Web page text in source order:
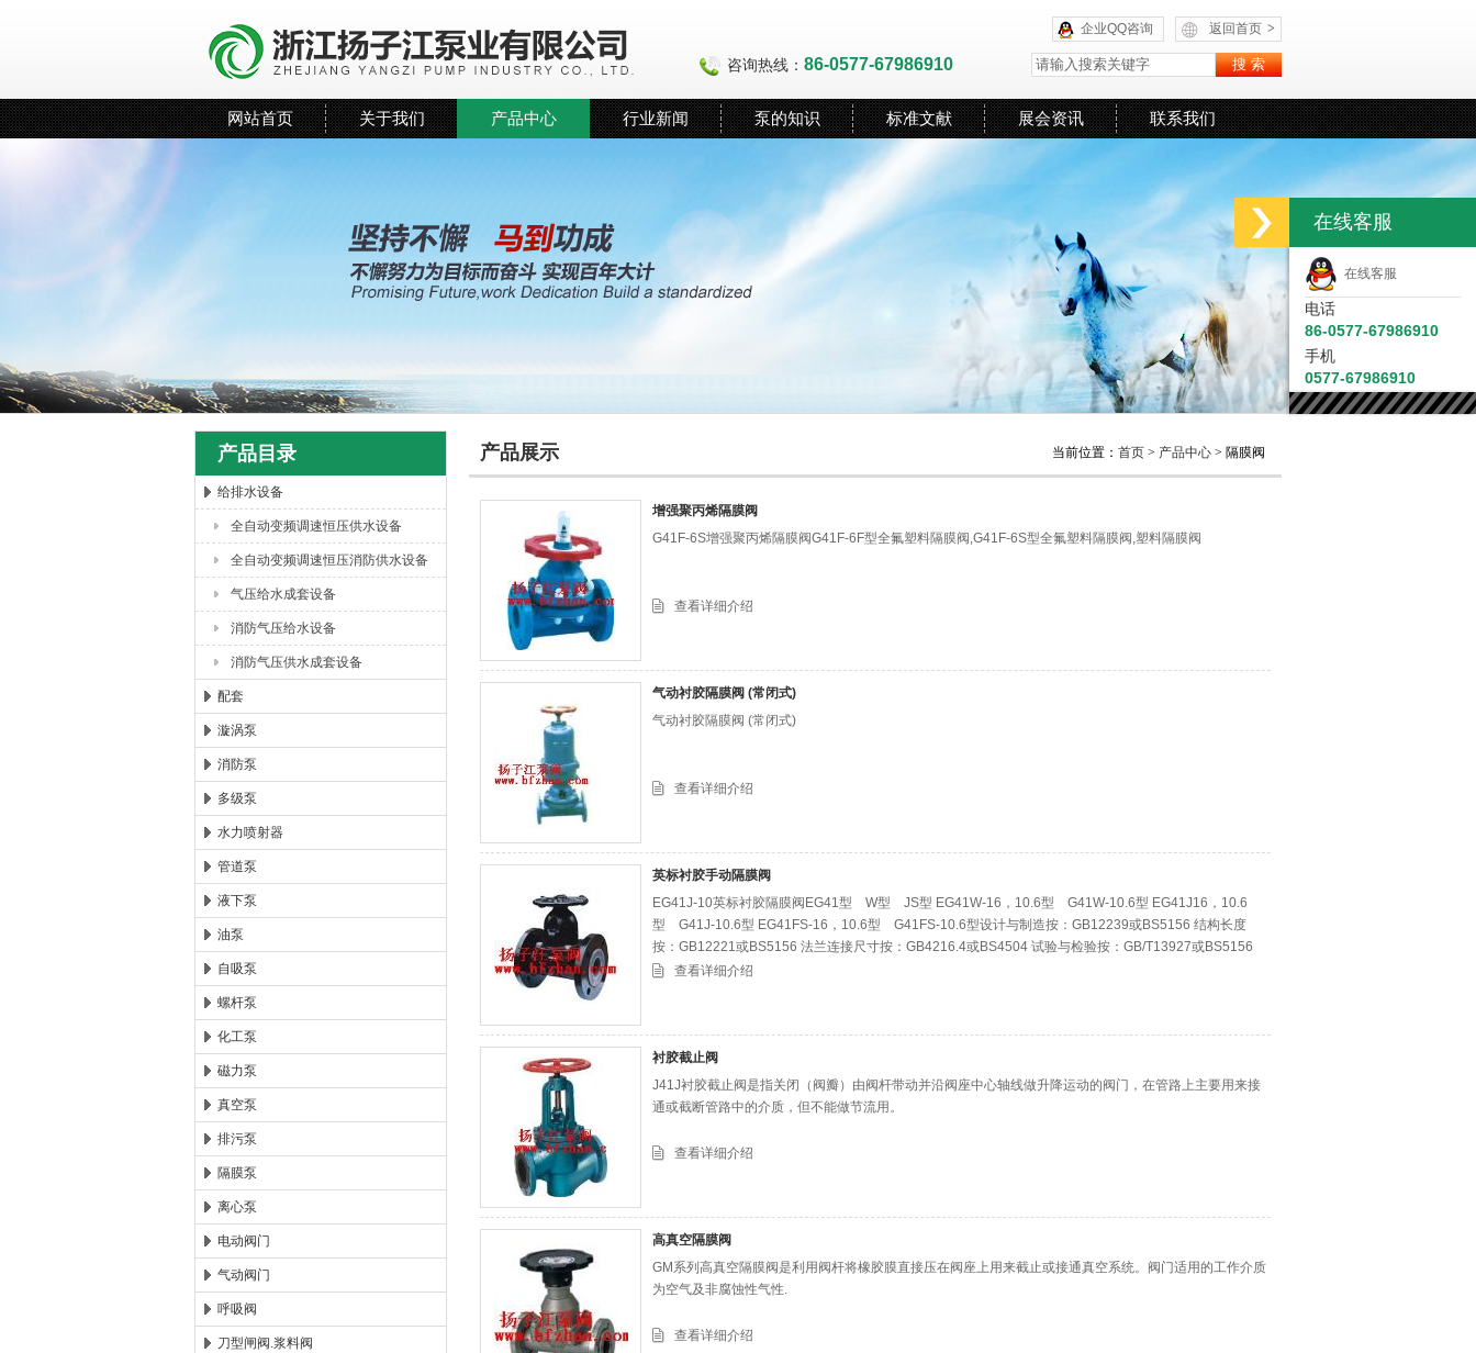
浙江扬子江泵业有限公司
返回首页 >
企业QQ咨询
咨询热线： 86-0577-67986910
网站首页 关于我们 产品中心 行业新闻 泵的知识 标准文献 展会资讯 联系我们
产品目录
给排水设备
全自动变频调速恒压供水设备
全自动变频调速恒压消防供水设备
气压给水成套设备
消防气压给水设备
消防气压供水成套设备
配套
漩涡泵
消防泵
多级泵
水力喷射器
管道泵
液下泵
油泵
自吸泵
螺杆泵
化工泵
磁力泵
真空泵
排污泵
隔膜泵
离心泵
电动阀门
气动阀门
呼吸阀
刀型闸阀.浆料阀
产品展示 当前位置： 首页 > 产品中心 > 隔膜阀
增强聚丙烯隔膜阀
G41F-6S增强聚丙烯隔膜阀G41F-6F型全氟塑料隔膜阀,G41F-6S型全氟塑料隔膜阀,塑料隔膜阀
查看详细介绍
气动衬胶隔膜阀 (常闭式)
气动衬胶隔膜阀 (常闭式)
查看详细介绍
英标衬胶手动隔膜阀
EG41J-10英标衬胶隔膜阀EG41型 W型 JS型 EG41W-16，10.6型 G41W-10.6型 EG41J16，10.6
型 G41J-10.6型 EG41FS-16，10.6型 G41FS-10.6型设计与制造按：GB12239或BS5156 结构长度
按：GB12221或BS5156 法兰连接尺寸按：GB4216.4或BS4504 试验与检验按：GB/T13927或BS5156
引进手动衬胶
查看详细介绍
衬胶截止阀
J41J衬胶截止阀是指关闭（阀瓣）由阀杆带动并沿阀座中心轴线做升降运动的阀门，在管路上主要用来接
通或截断管路中的介质，但不能做节流用。
查看详细介绍
高真空隔膜阀
GM系列高真空隔膜阀是利用阀杆将橡胶膜直接压在阀座上用来截止或接通真空系统。阀门适用的工作介质
为空气及非腐蚀性气性.
查看详细介绍
在线客服
在线客服
电话
86-0577-67986910
手机
0577-67986910